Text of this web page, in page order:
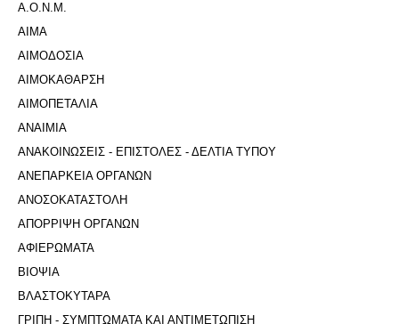
Α.Ο.Ν.Μ.
ΑΙΜΑ
ΑΙΜΟΔΟΣΙΑ
ΑΙΜΟΚΑΘΑΡΣΗ
ΑΙΜΟΠΕΤΑΛΙΑ
ΑΝΑΙΜΙΑ
ΑΝΑΚΟΙΝΩΣΕΙΣ - ΕΠΙΣΤΟΛΕΣ - ΔΕΛΤΙΑ ΤΥΠΟΥ
ΑΝΕΠΑΡΚΕΙΑ ΟΡΓΑΝΩΝ
ΑΝΟΣΟΚΑΤΑΣΤΟΛΗ
ΑΠΟΡΡΙΨΗ ΟΡΓΑΝΩΝ
ΑΦΙΕΡΩΜΑΤΑ
ΒΙΟΨΙΑ
ΒΛΑΣΤΟΚΥΤΑΡΑ
ΓΡΙΠΗ - ΣΥΜΠΤΩΜΑΤΑ ΚΑΙ ΑΝΤΙΜΕΤΩΠΙΣΗ